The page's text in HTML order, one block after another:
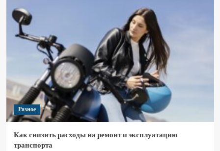
Разное
Как снизить расходы на ремонт и эксплуатацию
транспорта